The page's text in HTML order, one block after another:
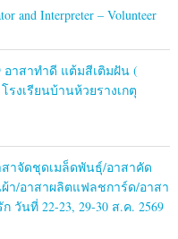
and Interpreter – Volunteer
อาสาทำดี แต้มสีเติมฝัน (
งเรียนบ้านห้วยรางเกตุ
าจัดชุดเมล็ดพันธุ์/อาสาคัด
า/อาสาผลิตแฟลชการ์ด/อาสา
วันที่ 22-23, 29-30 ส.ค. 2569